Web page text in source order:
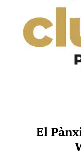
El